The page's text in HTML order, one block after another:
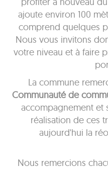
ajoute environ 100
comprend quelques
Nous vous invitons
votre niveau et à faire
La commune
Communauté de
accompagnement et
réalisation de ces
aujourd'hui la
Nous remercions